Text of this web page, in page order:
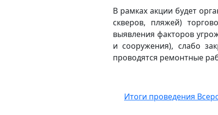
В рамках акции будет
скверов, пляжей)
выявления факторов
и сооружения), слабо
проводятся ремонтные
Итоги проведения